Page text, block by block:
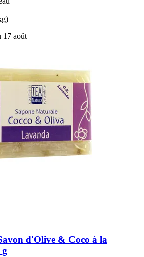
17 août
d'Olive & Coco à la
g